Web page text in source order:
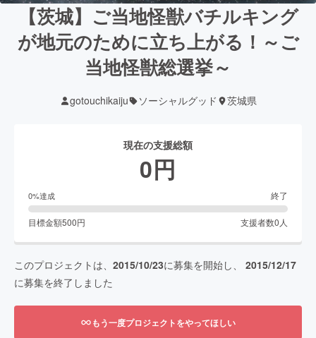
【茨城】ご当地怪獣バチルキング
が地元のために立ち上がる！～ご
当地怪獣総選挙～
gotouchikaiju ソーシャルグッド 茨城県
現在の支援総額
0円
0%達成 終了
目標金額500円 支援者数0 人
このプロジェクトは、 2015/10/23に募集を開始し、 2015/12/17
に募集を終了しました
もう一度プロジェクトをやってほしい